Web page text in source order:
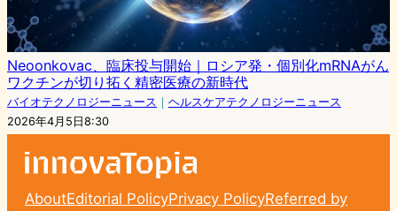
Neoonkovac、臨床投与開始｜ロシア発・個別化mRNAがん
ワクチンが切り拓く精密医療の新時代
バイオテクノロジーニュース ｜ ヘルスケアテクノロジーニュース
2026年4月5日8:30
AboutEditorial PolicyPrivacy PolicyReferred by